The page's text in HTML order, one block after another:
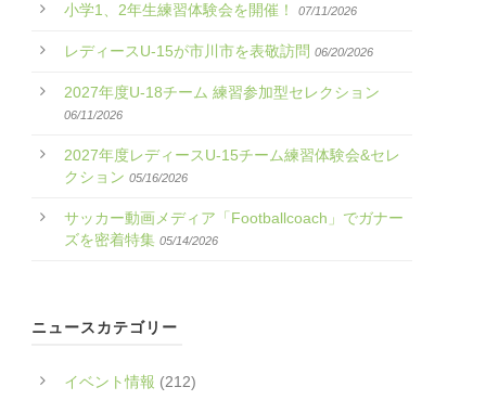
小学1、2年生練習体験会を開催！ 07/11/2026
レディースU-15が市川市を表敬訪問 06/20/2026
2027年度U-18チーム 練習参加型セレクション
06/11/2026
2027年度レディースU-15チーム練習体験会&セレ
クション 05/16/2026
サッカー動画メディア「Footballcoach」でガナー
ズを密着特集 05/14/2026
ニュースカテゴリー
イベント情報 (212)